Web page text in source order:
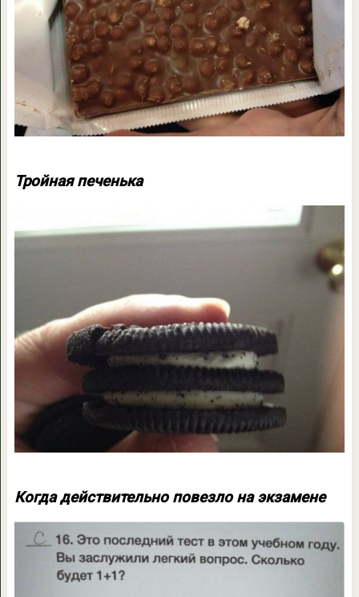
Тройная печенька
Когда действительно повезло на экзамене